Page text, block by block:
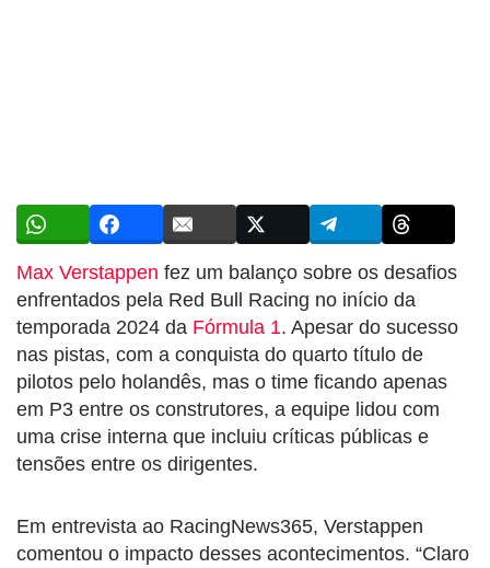
Max Verstappen fez um balanço sobre os desafios
enfrentados pela Red Bull Racing no início da
temporada 2024 da Fórmula 1. Apesar do sucesso
nas pistas, com a conquista do quarto título de
pilotos pelo holandês, mas o time ficando apenas
em P3 entre os construtores, a equipe lidou com
uma crise interna que incluiu críticas públicas e
tensões entre os dirigentes.
Em entrevista ao RacingNews365, Verstappen
comentou o impacto desses acontecimentos. “Claro